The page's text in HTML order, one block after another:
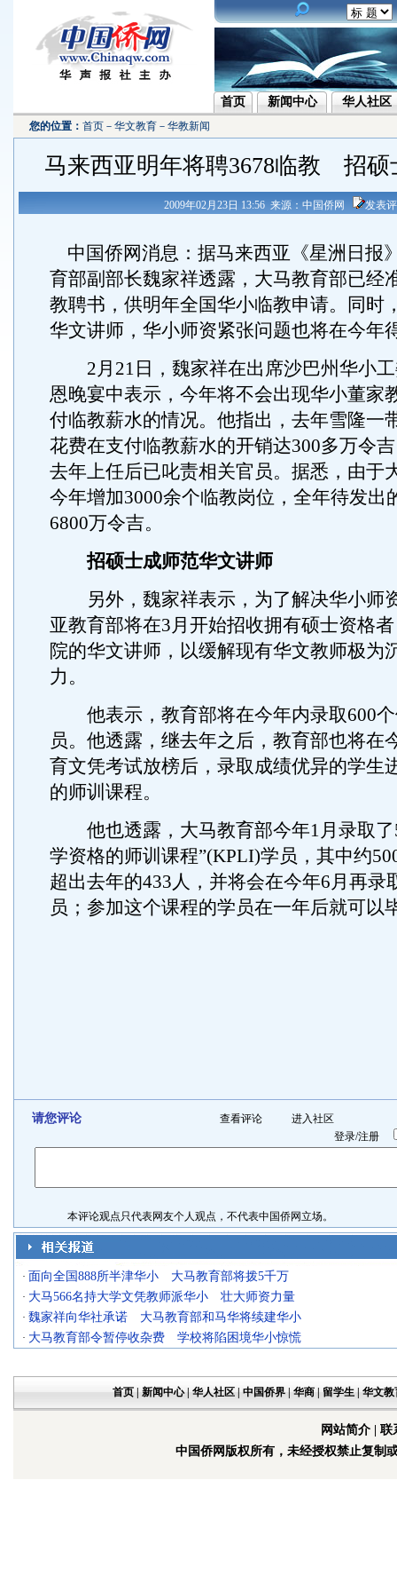
首页 新闻中心 华人社区
您的位置： 首页 － 华文教育 － 华教新闻
马来西亚明年将聘3678临教 招硕
2009年02月23日 13:56 来源：中国侨网 发表
中国侨网消息：据马来西亚《星洲日报
育部副部长魏家祥透露，大马教育部已经
教聘书，供明年全国华小临教申请。同时
华文讲师，华小师资紧张问题也将在今年
2月21日，魏家祥在出席沙巴州华小工
恩晚宴中表示，今年将不会出现华小董家
付临教薪水的情况。他指出，去年雪隆一
花费在支付临教薪水的开销达300多万令
去年上任后已叱责相关官员。据悉，由于
今年增加3000余个临教岗位，全年待发出
6800万令吉。
招硕士成师范华文讲师
另外，魏家祥表示，为了解决华小师
亚教育部将在3月开始招收拥有硕士资格
院的华文讲师，以缓解现有华文教师极为
力。
他表示，教育部将在今年内录取600个
员。他透露，继去年之后，教育部也将在
育文凭考试放榜后，录取成绩优异的学生
的师训课程。
他也透露，大马教育部今年1月录取了
学资格的师训课程”(KPLI)学员，其中约
超出去年的433人，并将会在今年6月再录
员；参加这个课程的学员在一年后就可以
请您评论 查看评论
进入社区
登录/注册
本评论观点只代表网友个人观点，不代表中国侨网立场。
· 面向全国888所半津华小 大马教育部将拨5千万
· 大马566名持大学文凭教师派华小 壮大师资力量
· 魏家祥向华社承诺 大马教育部和马华将续建华小
· 大马教育部令暂停收杂费 学校将陷困境华小惊慌
首页| 新闻中心| 华人社区| 中国侨界| 华商| 留学生| 华文教
网站简介| 联
中国侨网版权所有，未经授权禁止复制